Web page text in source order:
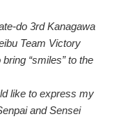
do 3rd Kanagawa
Team Victory
“smiles” to the
like to express my
and Sensei